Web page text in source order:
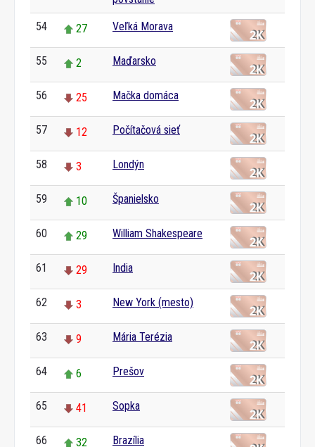
54 27 Veľká Morava
55 2 Maďarsko
56 25 Mačka domáca
57 12 Počítačová sieť
58 3 Londýn
59 10 Španielsko
60 29 William Shakespeare
61 29 India
62 3 New York (mesto)
63 9 Mária Terézia
64 6 Prešov
65 41 Sopka
66 32 Brazília